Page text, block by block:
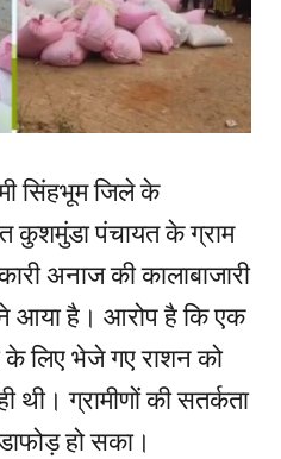
सिंहभूम जिले के
कुशमुंडा पंचायत के ग्राम
अनाज की कालाबाजारी
आया है। आरोप है कि एक
के लिए भेजे गए राशन को
ग्रामीणों की सतर्कता
हो सका।